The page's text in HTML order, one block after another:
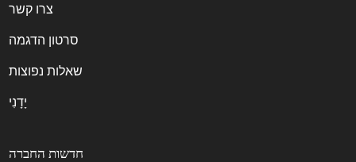
צרו קשר
סרטון הדגמה
שאלות נפוצות
יָדָנִי
חדשות החברה